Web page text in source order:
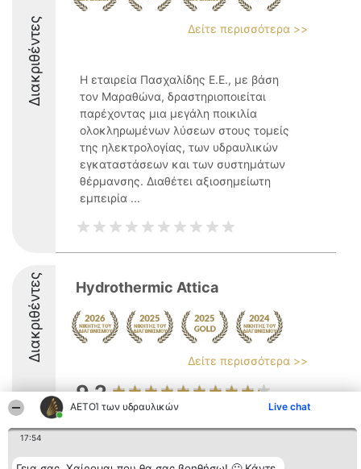
ΑΕΤΟΊ των υδραυλικών Live chat
17:54
Διακριθέντες Δείτε περισσότερα >>
Η εταιρεία Πασχαλίδης Ε.Ε., με βάση
τον Μαραθώνα, δραστηριοποιείται
παρέχοντας μια μεγάλη ποικιλία
ολοκληρωμένων λύσεων στους τομείς
της ηλεκτρολογίας, των υδραυλικών
εγκαταστάσεων και των συστημάτων
θέρμανσης. Διαθέτει αξιοσημείωτη
εμπειρία ...
Διακριθέντες Hydrothermic Attica
Δείτε περισσότερα >>
9.2
κατάταξης
Διακριθέντες
Επικοινωνία